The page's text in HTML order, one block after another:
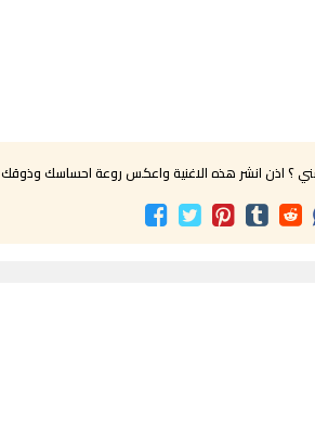
؟ اذن انشر هذه الاغنية واعكس روعة احساسك وذوقك